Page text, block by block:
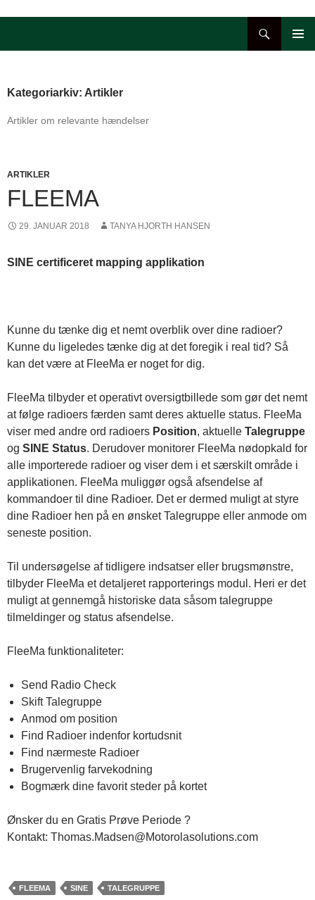
Kategoriarkiv: Artikler
Artikler om relevante hændelser
ARTIKLER
FLEEMA
29. JANUAR 2018 TANYA HJORTH HANSEN
SINE certificeret mapping applikation
Kunne du tænke dig et nemt overblik over dine radioer?
Kunne du ligeledes tænke dig at det foregik i real tid? Så
kan det være at FleeMa er noget for dig.
FleeMa tilbyder et operativt oversigtbillede som gør det nemt
at følge radioers færden samt deres aktuelle status. FleeMa
viser med andre ord radioers Position, aktuelle Talegruppe
og SINE Status. Derudover monitorer FleeMa nødopkald for
alle importerede radioer og viser dem i et særskilt område i
applikationen. FleeMa muliggør også afsendelse af
kommandoer til dine Radioer. Det er dermed muligt at styre
dine Radioer hen på en ønsket Talegruppe eller anmode om
seneste position.
Til undersøgelse af tidligere indsatser eller brugsmønstre,
tilbyder FleeMa et detaljeret rapporterings modul. Heri er det
muligt at gennemgå historiske data såsom talegruppe
tilmeldinger og status afsendelse.
FleeMa funktionaliteter:
Send Radio Check
Skift Talegruppe
Anmod om position
Find Radioer indenfor kortudsnit
Find nærmeste Radioer
Brugervenlig farvekodning
Bogmærk dine favorit steder på kortet
Ønsker du en Gratis Prøve Periode ?
Kontakt: Thomas.Madsen@Motorolasolutions.com
FLEEMA SINE TALEGRUPPE